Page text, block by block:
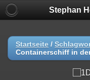
Stephan
Startseite /
Containerschiff in